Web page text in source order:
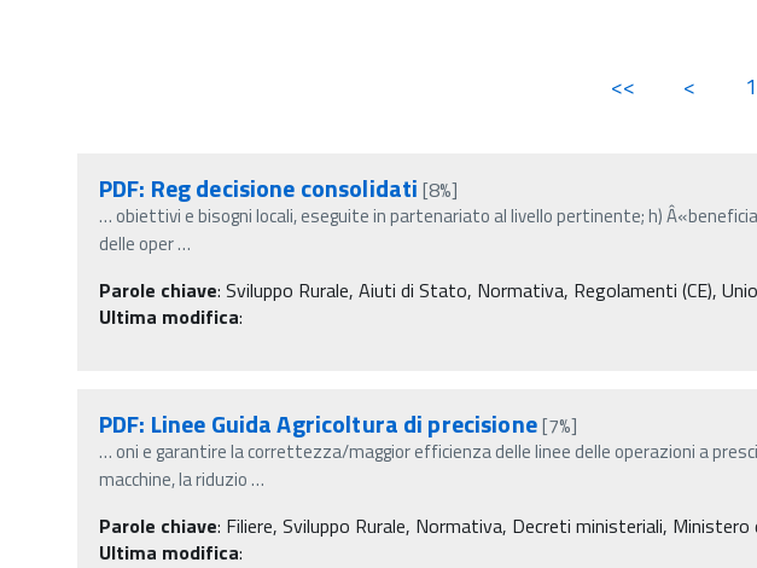
<< < 1
PDF: Reg decisione consolidati [8%]
… obiettivi e bisogni locali, eseguite in partenariato al livello pertinente; h)
delle oper…
Parole chiave: Sviluppo Rurale, Aiuti di Stato, Normativa, Regolamenti (CE),
Ultima modifica:
PDF: Linee Guida Agricoltura di precisione[7%]
… oni e garantire la correttezza/maggior efficienza delle linee delle operazioni a
macchine, la riduzio…
Parole chiave: Filiere, Sviluppo Rurale, Normativa, Decreti ministeriali,
Ultima modifica: